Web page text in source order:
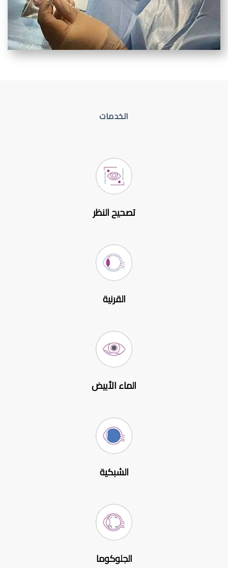
الخدمات
تصحيح النظر
القرنية
الماء الأبيض
الشبكية
الجلوكوما